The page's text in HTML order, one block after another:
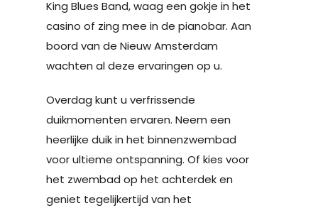
King Blues Band, waag een gokje in het
casino of zing mee in de pianobar. Aan
boord van de Nieuw Amsterdam
wachten al deze ervaringen op u.
Overdag kunt u verfrissende
duikmomenten ervaren. Neem een
heerlijke duik in het binnenzwembad
voor ultieme ontspanning. Of kies voor
het zwembad op het achterdek en
geniet tegelijkertijd van het